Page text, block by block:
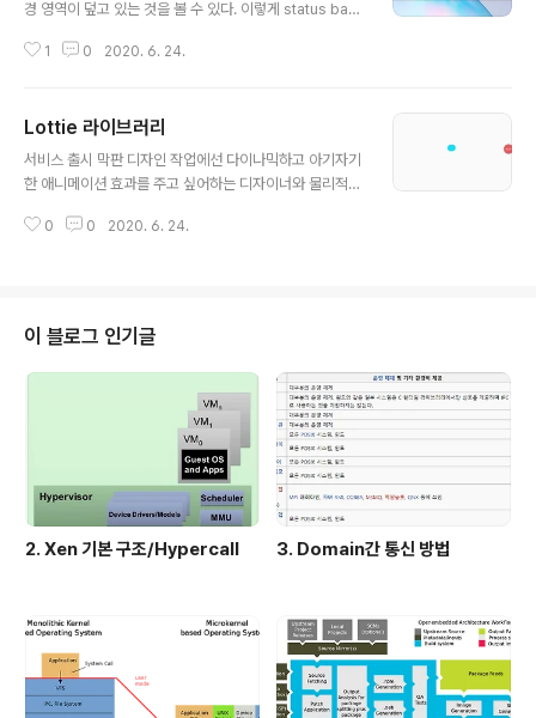
경 영역이 덮고 있는 것을 볼 수 있다. 이렇게 status bar
틱톡을 비롯한 몇몇 앱에서도 활용하고 있다. 이번 포스트
owNoTitle 속성을 추가하고 이 style 값을 activity에서
사용하도록 한다. 2. FullScreen 형태로 변경 activity 또
는 fragment에서 현재 window의 systemUiVisibility
LLSCREEN 로 변경하고 statusBarC..
1 0 2020. 6. 24.
Lottie 라이브러리
서비스 출시 막판 디자인 작업에선 다이나믹하고 아기자기
한 애니메이션 효과를 주고 싶어하는 디자이너와 물리적
발자 사이에 보이지 않는 갈등이 존재하곤 했었는데, 손쉽
대로 가져다 쓰면서도 애니메이션 효과로 디자이너 분이
작업해둔 json 파일만 붙여두면 되기 때문에 사용하기가
정말 쉽다. 이번 포스트에서는 lottie json 파일을 안드로
이드에서 사용하는 방법에 대해서만 간단히 소개하려고한
다. 1. 라이브러리 임포트 현재 최신 버전은 3.4.0 까지 릴
0 0 2020. 6. 24.
이 블로그 인기글
2. Xen 기본 구조/Hypercall 3. Domain간 통신 방법